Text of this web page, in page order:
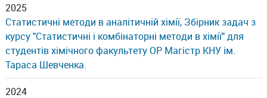
2025
Статистичні методи в аналітичній хімії, Збірник задач з
курсу "Статистичні і комбінаторні методи в хімії" для
студентів хімічного факультету ОР Магістр КНУ ім.
Тараса Шевченка.
2024